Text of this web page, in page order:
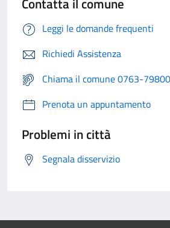
Leggi le domande frequenti
Richiedi Assistenza
Chiama il comune 0763-
Prenota un appuntamento
Problemi in città
Segnala disservizio